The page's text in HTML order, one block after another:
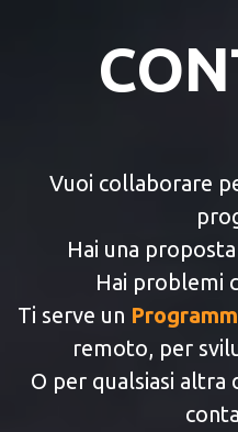
Vuoi collaborare
Hai una
Hai problemi
Ti serve un
remoto, per
O per qualsiasi altra